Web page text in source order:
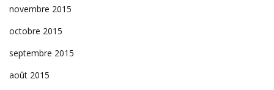
novembre 2015
octobre 2015
septembre 2015
août 2015